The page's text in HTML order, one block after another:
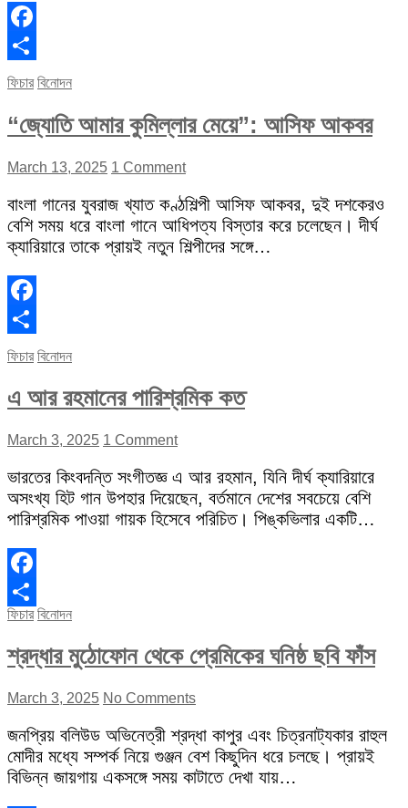
Facebook
Share
ফিচার বিনোদন
“জ্যোতি আমার কুমিল্লার মেয়ে”: আসিফ আকবর
March 13, 2025 1 Comment
বাংলা গানের যুবরাজ খ্যাত কণ্ঠশিল্পী আসিফ আকবর, দুই দশকেরও
বেশি সময় ধরে বাংলা গানে আধিপত্য বিস্তার করে চলেছেন। দীর্ঘ
ক্যারিয়ারে তাকে প্রায়ই নতুন শিল্পীদের সঙ্গে…
Facebook
Share
ফিচার বিনোদন
এ আর রহমানের পারিশ্রমিক কত
March 3, 2025 1 Comment
ভারতের কিংবদন্তি সংগীতজ্ঞ এ আর রহমান, যিনি দীর্ঘ ক্যারিয়ারে
অসংখ্য হিট গান উপহার দিয়েছেন, বর্তমানে দেশের সবচেয়ে বেশি
পারিশ্রমিক পাওয়া গায়ক হিসেবে পরিচিত। পিঙ্কভিলার একটি…
Facebook
Share
ফিচার বিনোদন
শ্রদ্ধার মুঠোফোন থেকে প্রেমিকের ঘনিষ্ঠ ছবি ফাঁস
March 3, 2025 No Comments
জনপ্রিয় বলিউড অভিনেত্রী শ্রদ্ধা কাপুর এবং চিত্রনাট্যকার রাহুল
মোদীর মধ্যে সম্পর্ক নিয়ে গুঞ্জন বেশ কিছুদিন ধরে চলছে। প্রায়ই
বিভিন্ন জায়গায় একসঙ্গে সময় কাটাতে দেখা যায়…